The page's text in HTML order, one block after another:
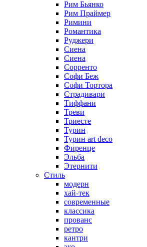
Рим Бьянко
Рим Праймер
Римини
Романтика
Руджери
Сиена
Сиена
Сорренто
Софи Беж
Софи Тортора
Страдивари
Тиффани
Треви
Триесте
Турин
Турин art deco
Фиренце
Эльба
Этернити
Стиль
модерн
хай-тек
современные
классика
прованс
ретро
кантри